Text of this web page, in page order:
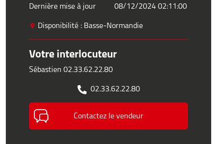
Dernière mise à jour
08/12/2024 02:11:00
Disponibilité : Basse-Normandie
Votre interlocuteur
Sébastien 02.33.62.22.80
02.33.62.22.80
Contactez le vendeur